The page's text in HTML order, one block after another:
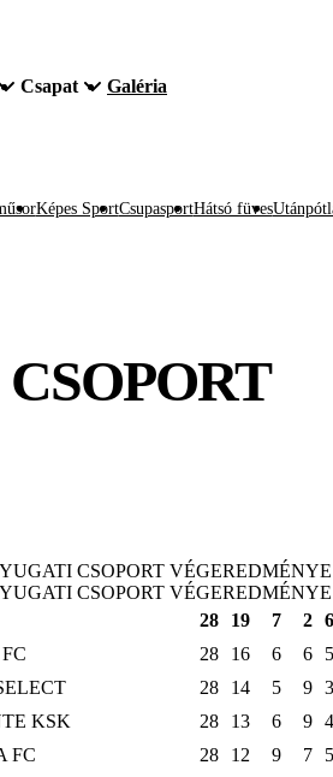
Csapat Galéria
Képes SportCsupasportHátsó füves
CSOPORT VÉGEREDMÉNYE
28 19 7 2
28 16 6 6
28 14 5 9
KSK 28 13 6 9
FC 28 12 9 7
CSOPORT VÉGEREDMÉNYE